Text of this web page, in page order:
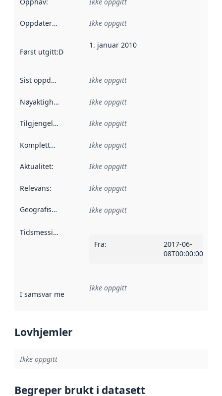
Oppdateringsfrekvens :
Ikke oppgitt
Først utgitt:Denne datoen sier når dataene i dette
1. januar 2010
Sist oppdatert Ikke oppgitt
Nøyaktighet Ikke oppgitt
Tilgjengelighet Ikke oppgitt
Kompletthet Ikke oppgitt
Aktualitet: Ikke oppgitt
Relevans: Ikke oppgitt
Geografisk avgrensning :
Ikke oppgitt
Tidsmessig avgrensning
Fra:
2017-06-
08T00:00:00Z
I samsvar med Referanse til en implementasjonsregel
Ikke oppgitt
Lovhjemler
Ikke oppgitt
Begreper brukt i datasett